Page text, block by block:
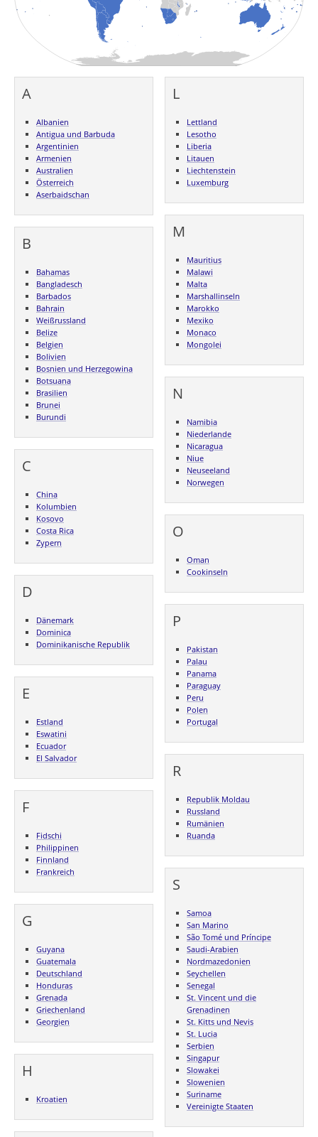
A
Albanien
Antigua und Barbuda
Argentinien
Armenien
Australien
Österreich
Aserbaidschan
B
Bahamas
Bangladesch
Barbados
Bahrain
Weißrussland
Belize
Belgien
Bolivien
Bosnien und Herzegowina
Botsuana
Brasilien
Brunei
Burundi
C
China
Kolumbien
Kosovo
Costa Rica
Zypern
D
Dänemark
Dominica
Dominikanische Republik
E
Estland
Eswatini
Ecuador
El Salvador
F
Fidschi
Philippinen
Finnland
Frankreich
G
Guyana
Guatemala
Deutschland
Honduras
Grenada
Griechenland
Georgien
H
Kroatien
L
Lettland
Lesotho
Liberia
Litauen
Liechtenstein
Luxemburg
M
Mauritius
Malawi
Malta
Marshallinseln
Marokko
Mexiko
Monaco
Mongolei
N
Namibia
Niederlande
Nicaragua
Niue
Neuseeland
Norwegen
O
Oman
Cookinseln
P
Pakistan
Palau
Panama
Paraguay
Peru
Polen
Portugal
R
Republik Moldau
Russland
Rumänien
Ruanda
S
Samoa
San Marino
São Tomé und Príncipe
Saudi-Arabien
Nordmazedonien
Seychellen
Senegal
St. Vincent und die
Grenadinen
St. Kitts und Nevis
St. Lucia
Serbien
Singapur
Slowakei
Slowenien
Suriname
Vereinigte Staaten